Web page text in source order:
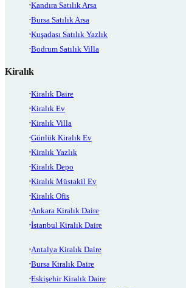
Kandıra Satılık Arsa
Bursa Satılık Arsa
Kuşadası Satılık Yazlık
Bodrum Satılık Villa
Kiralık
Kiralık Daire
Kiralık Ev
Kiralık Villa
Günlük Kiralık Ev
Kiralık Yazlık
Kiralık Depo
Kiralık Müstakil Ev
Kiralık Ofis
Ankara Kiralık Daire
İstanbul Kiralık Daire
Antalya Kiralık Daire
Bursa Kiralık Daire
Eskişehir Kiralık Daire